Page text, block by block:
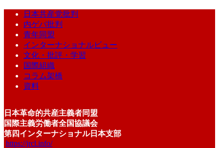
日本共産党批判
内ゲバ批判
青年同盟
インターナショナルビュー
文化・批評・学習
国際組織
コラム架橋
資料
日本革命的共産主義者同盟
国際主義労働者全国協議会
第四インターナショナル日本支部
https://jrcl.info/